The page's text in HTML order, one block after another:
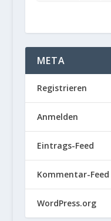
META
Registrieren
Anmelden
Eintrags-Feed
Kommentar-Feed
WordPress.org